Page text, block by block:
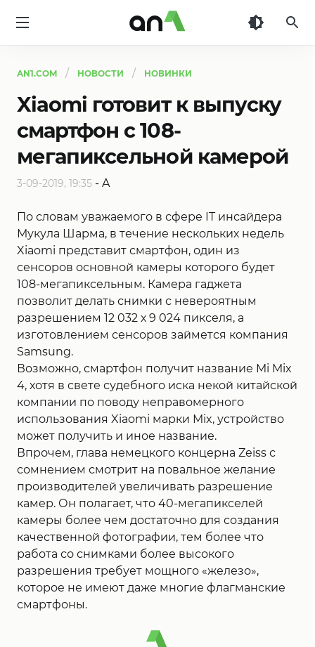
AN1.COM НОВОСТИ НОВИНКИ
Xiaomi готовит к выпуску
смартфон с 108-
мегапиксельной камерой
3-09-2019, 19:35 - A
По словам уважаемого в сфере IT инсайдера
Мукула Шарма, в течение нескольких недель
Xiaomi представит смартфон, один из
сенсоров основной камеры которого будет
108-мегапиксельным. Камера гаджета
позволит делать снимки с невероятным
разрешением 12 032 х 9 024 пикселя, а
изготовлением сенсоров займется компания
Samsung.
Возможно, смартфон получит название Mi Mix
4, хотя в свете судебного иска некой китайской
компании по поводу неправомерного
использования Xiaomi марки Mix, устройство
может получить и иное название.
Впрочем, глава немецкого концерна Zeiss с
сомнением смотрит на повальное желание
производителей увеличивать разрешение
камер. Он полагает, что 40-мегапикселей
камеры более чем достаточно для создания
качественной фотографии, тем более что
работа со снимками более высокого
разрешения требует мощного «железо»,
которое не имеют даже многие флагманские
смартфоны.